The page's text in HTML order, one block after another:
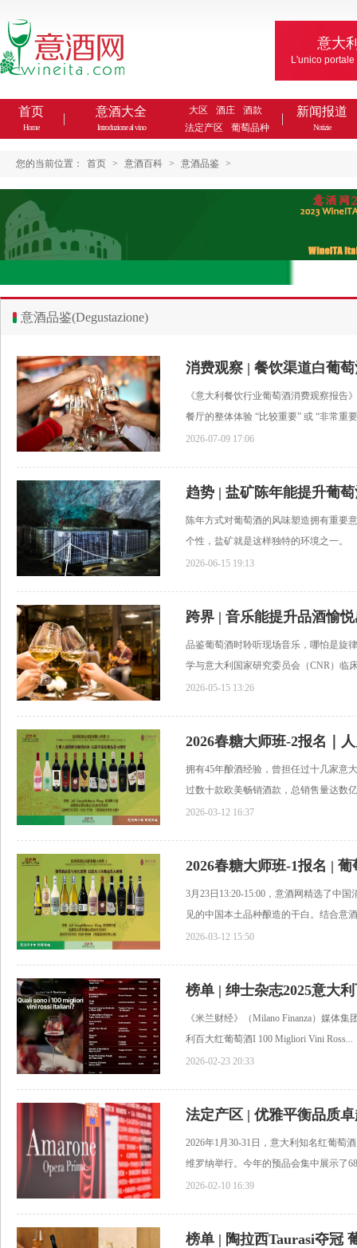
意大
L'unico
首页
Home
意酒大全
Introduzione al vino
大区 酒庄
酒款
法定产区
葡萄品种
新闻报道
Notizie
您的当前位置： 首页 > 意酒百科 > 意酒品鉴 >
意酒品鉴(Degustazione)
消费观察 | 餐饮渠道白葡
《意大利餐饮行业葡萄酒消费观察报告
餐厅的整体体验 “比较重要” 或 “非常重
2026-07-09 17:06
趋势 | 盐矿陈年能提升葡
陈年方式对葡萄酒的风味塑造拥有重要
个性，盐矿就是这样独特的环境之一。
2026-06-15 19:13
跨界 | 音乐能提升品酒愉
品鉴葡萄酒时聆听现场音乐，哪怕是旋
学与意大利国家研究委员会（CNR）临
2026-05-15 13:26
拥有45年酿酒经验，曾担任过十几家意
过数十款欧美畅销酒款，总销售量达数
2026-03-12 16:37
3月23日13:20-15:00，意酒网精选了中
见的中国本土品种酿造的干白。结合意
2026-03-12 15:50
《米兰财经》（Milano Finanza）媒体
利百大红葡萄酒I 100 Migliori Vini Ross...
2026-02-23 20:33
2026年1月30-31日，意大利知名红葡萄
维罗纳举行。今年的预品会集中展示了
2026-02-10 16:39
榜单 | 陶拉西Taurasi夺冠